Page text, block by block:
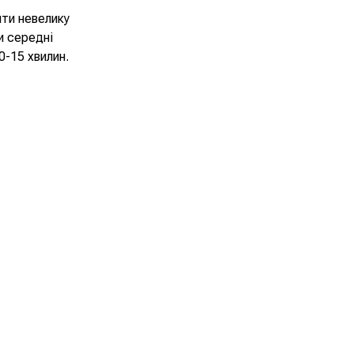
невелику
середні
15 хвилин.